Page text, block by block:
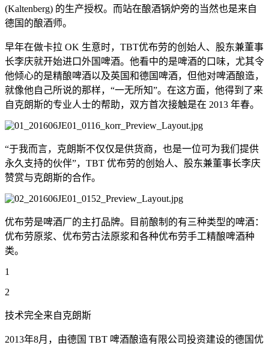
(Kaltenberg) 的生产授权。而站在酿酒锅炉旁的当然也是来自
德国的酿酒师。
早年在做卡拉 OK 生意时，TBT优布劳的创始人、股东兼董事
长李庆就开始进口外国啤酒。他看中的是啤酒的口味，尤其令
他倾心的是精酿啤酒以及英国和德国啤酒，但他对啤酒酿造，
就像他自己所说的那样，“一无所知”。在这方面，他得到了来
自克朗斯的专业人士的帮助，双方首次接触是在 2013 年春。
“于我而言，克朗斯不仅仅是供货商，也是一位可为我们提供
永久支持的伙伴”，TBT 优布劳的创始人、股东兼董事长李庆
赞赏与克朗斯的合作。
优布劳是啤酒厂的主打品牌。目前酿制的有三种类型的啤酒：
优布劳原浆、优布劳古法原浆和各种优布劳手工精酿啤酒种
类。
1
2
技术完全来自克朗斯
2013年8月，由德国 TBT 啤酒酿造有限公司投资建设的德国优